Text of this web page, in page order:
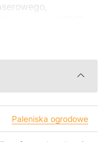
za pomocą
narzędzi do
zostały
Paleniska ogrodowe